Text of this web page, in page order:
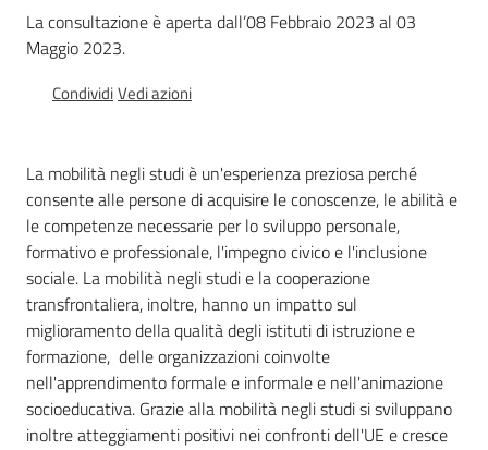
Europass
di
Parma
Seguici
su
La consultazione è aperta dall’08 Febbraio 2023 al 03
Maggio 2023.
CondividiVedi azioni
La mobilità negli studi è un'esperienza preziosa perché
consente alle persone di acquisire le conoscenze, le abilità e
le competenze necessarie per lo sviluppo personale,
formativo e professionale, l'impegno civico e l'inclusione
sociale. La mobilità negli studi e la cooperazione
transfrontaliera, inoltre, hanno un impatto sul
miglioramento della qualità degli istituti di istruzione e
formazione, delle organizzazioni coinvolte
nell'apprendimento formale e informale e nell'animazione
socioeducativa. Grazie alla mobilità negli studi si sviluppano
inoltre atteggiamenti positivi nei confronti dell'UE e cresce